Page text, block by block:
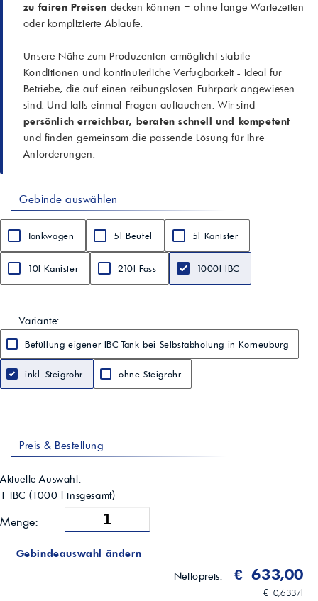
zu fairen Preisen decken können – ohne lange Wartezeiten
oder komplizierte Abläufe.
Unsere Nähe zum Produzenten ermöglicht stabile
Konditionen und kontinuierliche Verfügbarkeit - ideal für
Betriebe, die auf einen reibungslosen Fuhrpark angewiesen
sind. Und falls einmal Fragen auftauchen: Wir sind
persönlich erreichbar, beraten schnell und kompetent
und finden gemeinsam die passende Lösung für Ihre
Anforderungen.
Gebinde auswählen
Tankwagen 5l Beutel 5l Kanister
10l Kanister 210l Fass 1000l IBC
Variante:
Befüllung eigener IBC Tank bei Selbstabholung in Korneuburg
inkl. Steigrohr ohne Steigrohr
Preis & Bestellung
Aktuelle Auswahl:
1 IBC (1000 l insgesamt)
Menge:
Gebindeauswahl ändern
Nettopreis:
€ 633,00
€ 0,633/l